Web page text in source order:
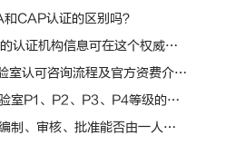
CAP认证的区别吗？
构信息可在这个权威平台查询啦！..
认可咨询流程及官方资费介绍!
P1、P2、P3、P4等级的区别
、审核、批准能否由一人完成？